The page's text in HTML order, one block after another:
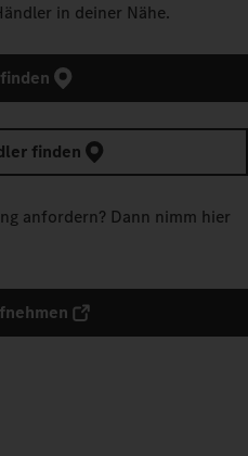
in deiner Nähe.
finden
anfordern? Dann nimm hier